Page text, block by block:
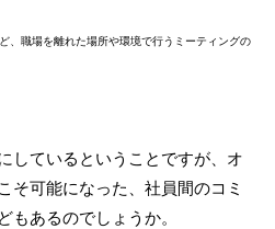
、職場を離れた場所や環境で行うミーティングの
しているということですが、オ
そ可能になった、社員間のコミ
もあるのでしょうか。